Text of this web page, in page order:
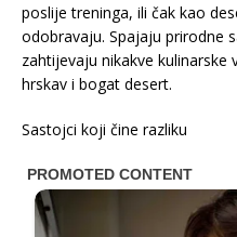
poslije treninga, ili čak kao
odobravaju. Spajaju prirodne
zahtijevaju nikakve
hrskav i bogat desert.
Sastojci koji čine razliku